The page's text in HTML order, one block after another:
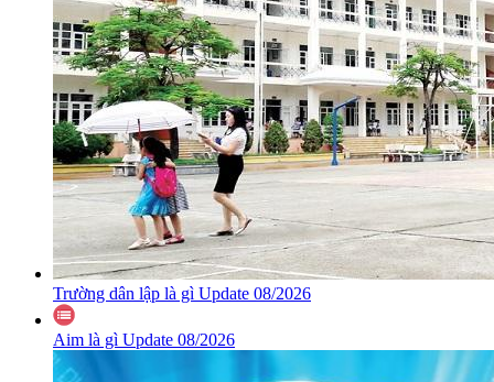
Trường dân lập là gì Update 08/2026
Aim là gì Update 08/2026